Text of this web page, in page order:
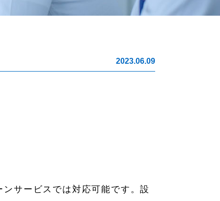
2023.06.09
サービスでは対応可能です。設